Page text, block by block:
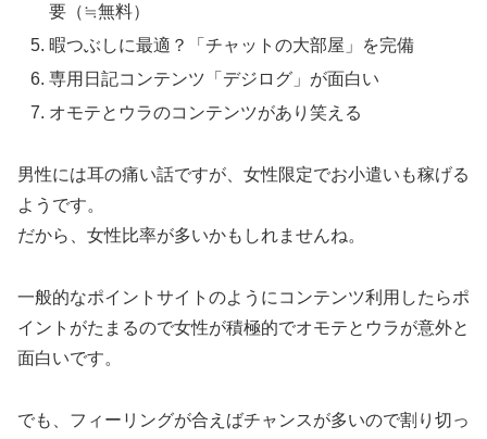
要（≒無料）
暇つぶしに最適？「チャットの大部屋」を完備
専用日記コンテンツ「デジログ」が面白い
オモテとウラのコンテンツがあり笑える
男性には耳の痛い話ですが、女性限定でお小遣いも稼げる
ようです。
だから、女性比率が多いかもしれませんね。
一般的なポイントサイトのようにコンテンツ利用したらポ
イントがたまるので女性が積極的でオモテとウラが意外と
面白いです。
でも、フィーリングが合えばチャンスが多いので割り切っ